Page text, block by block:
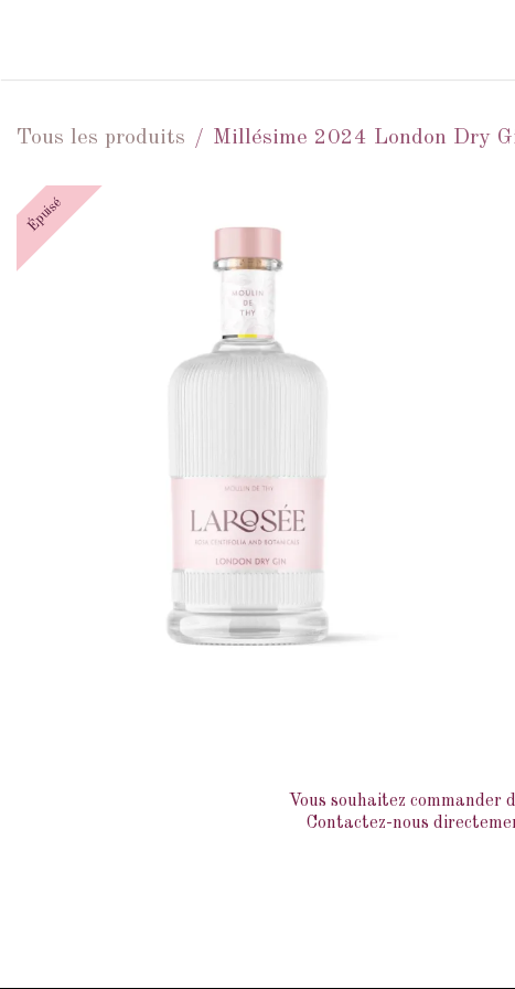
Tous les produits Millésime 2024 London Dry
Épuisé
Vous souhaitez commander
Contactez-nous